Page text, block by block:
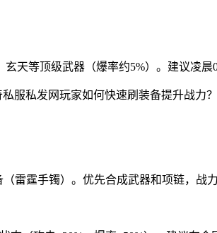
天等顶级武器（爆率约5%）。建议凌
雷霆手镯）。优先合成武器和项链，战